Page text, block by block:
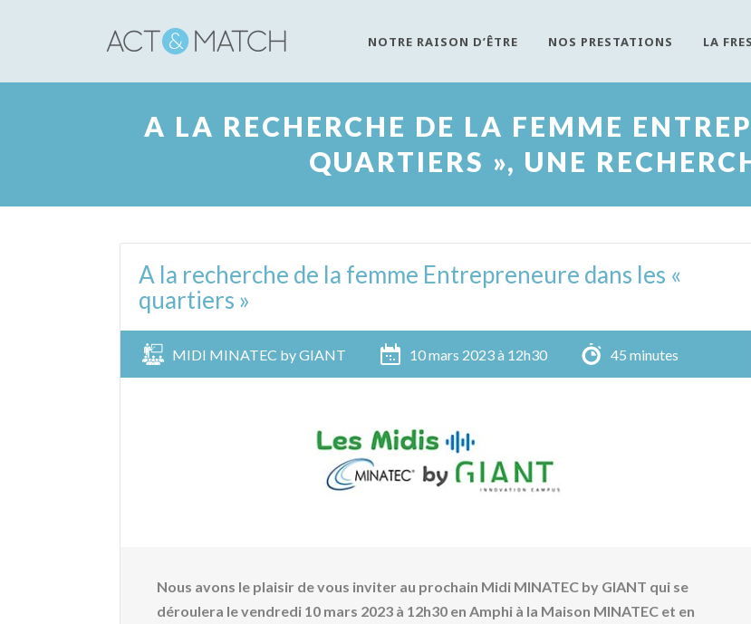
NOTRE RAISON D’ÊTRE NOS PRESTATIONS LA
A LA RECHERCHE DE LA FEMME
QUARTIERS », UNE
A la recherche de la femme Entrepreneure dans les «
quartiers »
MIDI MINATEC by GIANT 10 mars 2023 à 12h30 45 minutes
Nous avons le plaisir de vous inviter au prochain Midi MINATEC by GIANT qui se
déroulera le vendredi 10 mars 2023 à 12h30 en Amphi à la Maison MINATEC et en